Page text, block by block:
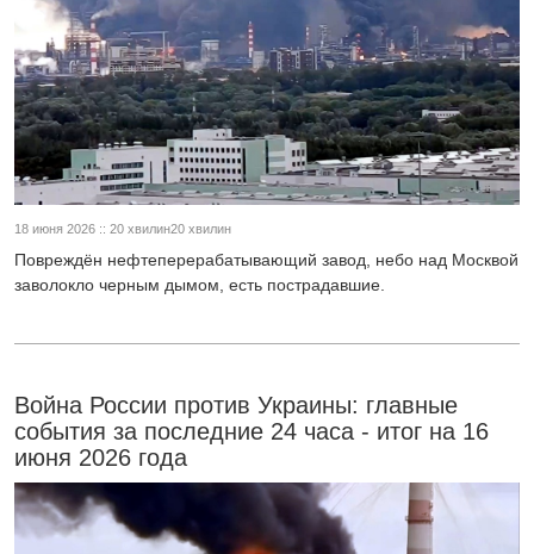
18 июня 2026 :: 20 хвилин20 хвилин
Повреждён нефтеперерабатывающий завод, небо над Москвой
заволокло черным дымом, есть пострадавшие.
Война России против Украины: главные
события за последние 24 часа - итог на 16
июня 2026 года